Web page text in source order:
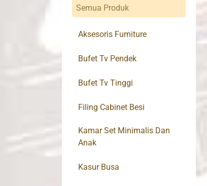
Semua Produk
Aksesoris Furniture
Bufet Tv Pendek
Bufet Tv Tinggi
Filing Cabinet Besi
Kamar Set Minimalis Dan
Anak
Kasur Busa